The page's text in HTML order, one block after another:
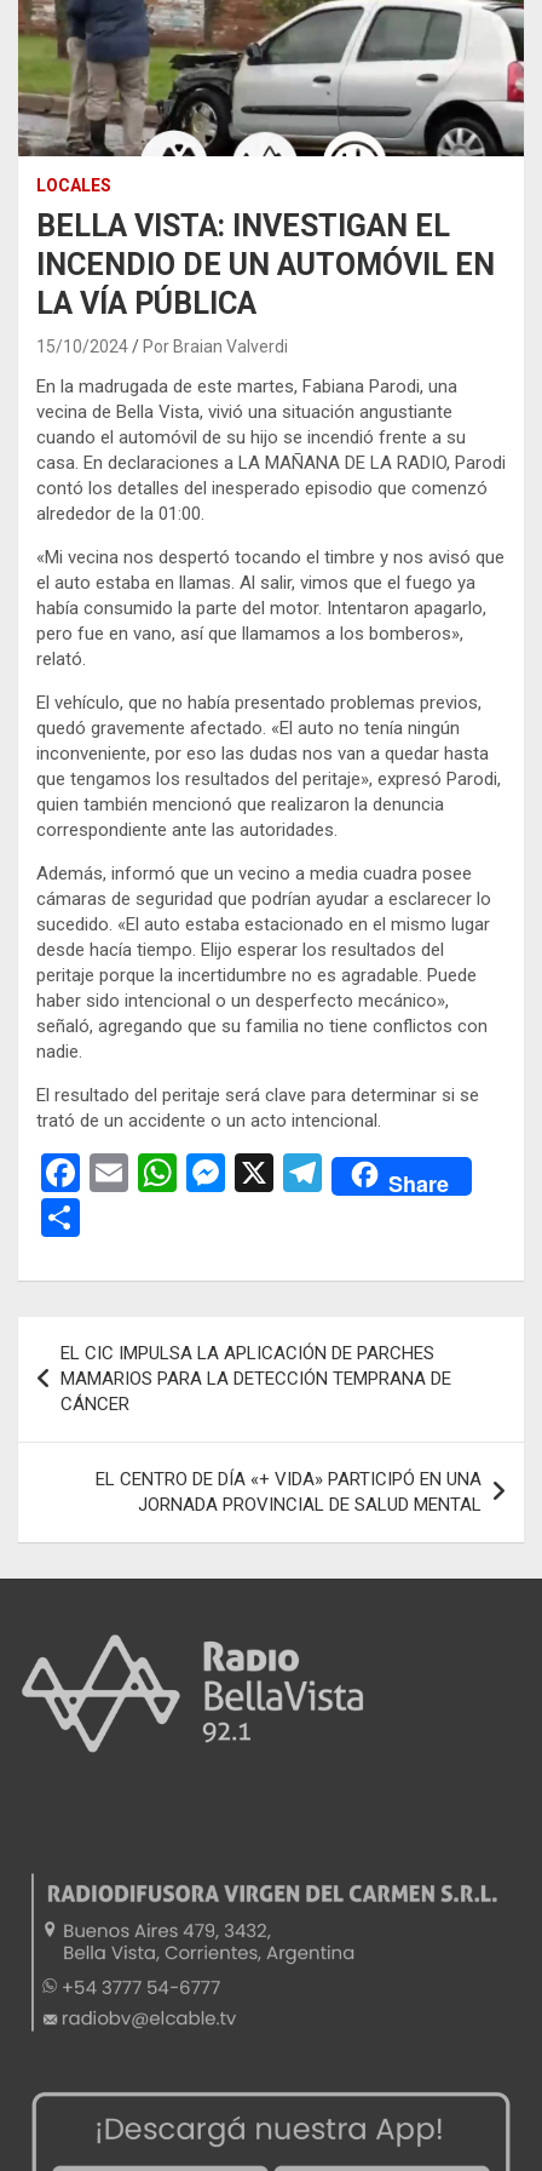
LOCALES
BELLA VISTA: INVESTIGAN EL
INCENDIO DE UN AUTOMÓVIL EN
LA VÍA PÚBLICA
15/10/2024 Por Braian Valverdi
En la madrugada de este martes, Fabiana Parodi, una
vecina de Bella Vista, vivió una situación angustiante
cuando el automóvil de su hijo se incendió frente a su
casa. En declaraciones a LA MAÑANA DE LA RADIO, Parodi
contó los detalles del inesperado episodio que comenzó
alrededor de la 01:00.
«Mi vecina nos despertó tocando el timbre y nos avisó que
el auto estaba en llamas. Al salir, vimos que el fuego ya
había consumido la parte del motor. Intentaron apagarlo,
pero fue en vano, así que llamamos a los bomberos»,
relató.
El vehículo, que no había presentado problemas previos,
quedó gravemente afectado. «El auto no tenía ningún
inconveniente, por eso las dudas nos van a quedar hasta
que tengamos los resultados del peritaje», expresó Parodi,
quien también mencionó que realizaron la denuncia
correspondiente ante las autoridades.
Además, informó que un vecino a media cuadra posee
cámaras de seguridad que podrían ayudar a esclarecer lo
sucedido. «El auto estaba estacionado en el mismo lugar
desde hacía tiempo. Elijo esperar los resultados del
peritaje porque la incertidumbre no es agradable. Puede
haber sido intencional o un desperfecto mecánico»,
señaló, agregando que su familia no tiene conflictos con
nadie.
El resultado del peritaje será clave para determinar si se
trató de un accidente o un acto intencional.
F
b
o
k
E
W
s
p
M
n
er
X
T
gr
m
Share
m
p
ar
tir
de
entradas
EL CIC IMPULSA LA APLICACIÓN DE PARCHES
MAMARIOS PARA LA DETECCIÓN TEMPRANA DE
CÁNCER
EL CENTRO DE DÍA «+ VIDA» PARTICIPÓ EN UNA
JORNADA PROVINCIAL DE SALUD MENTAL